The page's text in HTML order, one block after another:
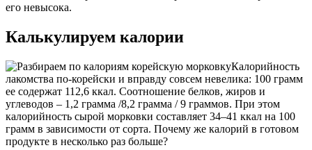
его невысока.
Калькулируем калории
Калорийность
лакомства по-корейски и вправду совсем невелика: 100 грамм
ее содержат 112,6 ккал. Соотношение белков, жиров и
углеводов – 1,2 грамма /8,2 грамма / 9 граммов. При этом
калорийность сырой морковки составляет 34–41 ккал на 100
грамм в зависимости от сорта. Почему же калорий в готовом
продукте в несколько раз больше?